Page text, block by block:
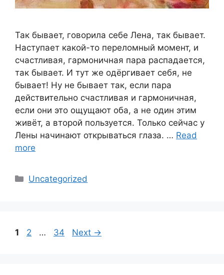
Так бывает, говорила себе Лена, так бывает.
Наступает какой-то переломный момент, и
счастливая, гармоничная пара распадается,
так бывает. И тут же одёргивает себя, не
бывает! Ну не бывает так, если пара
действительно счастливая и гармоничная,
если они это ощущают оба, а не один этим
живёт, а второй пользуется. Только сейчас у
Лены начинают открываться глаза. … Read
more
Categories
Uncategorized
Page
1 Page
2 … Page
34 Next →